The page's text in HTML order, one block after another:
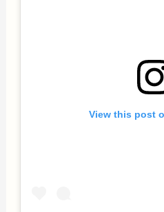
View this post